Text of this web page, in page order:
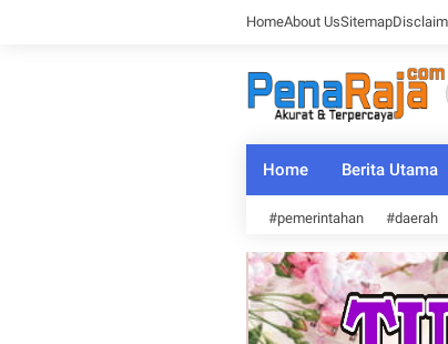
HomeAbout UsSitemap
Home Berita Utama
#pemerintahan #daerah